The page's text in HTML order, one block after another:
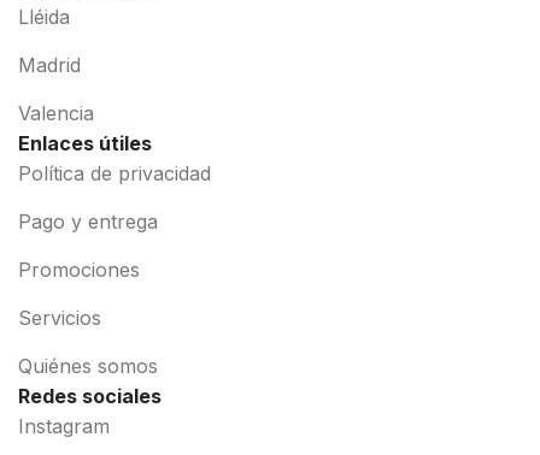
Lléida
Madrid
Valencia
Enlaces útiles
Política de privacidad
Pago y entrega
Promociones
Servicios
Quiénes somos
Redes sociales
Instagram